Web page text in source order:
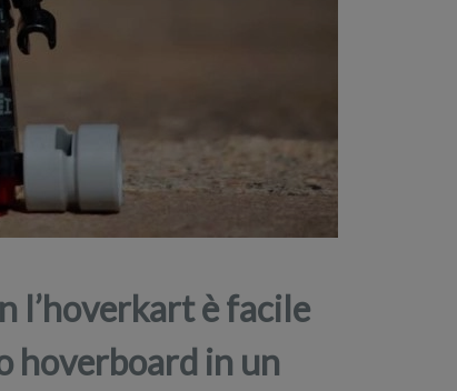
l’hoverkart è facile
hoverboard in un